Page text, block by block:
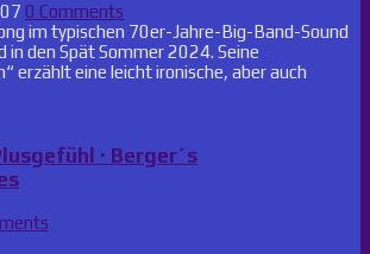
0 Comments
im typischen 70er-Jahre-Big-Band-Sound
in den Spät Sommer 2024. Seine
erzählt eine leicht ironische, aber auch
· Berger´s